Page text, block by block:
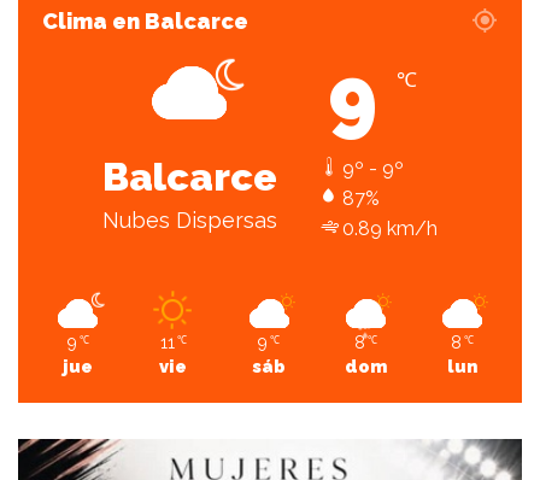
Clima en Balcarce
Balcarce
Nubes Dispersas
9 ℃
9º - 9º
87%
0.89 km/h
9 ℃
jue
11 ℃
vie
9 ℃
sáb
8 ℃
dom
8 ℃
lun